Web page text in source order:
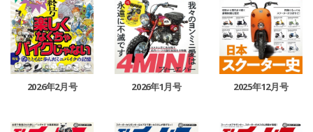
2026年2月号 2026年1月号 2025年12月号